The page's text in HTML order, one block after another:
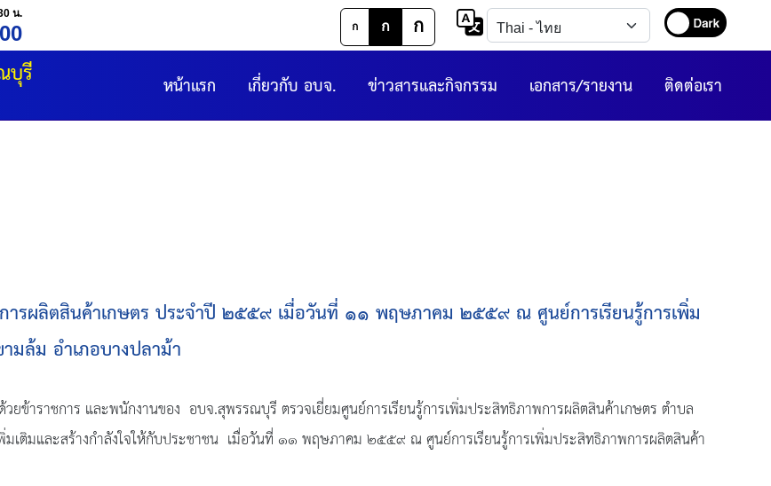
น.
ก ก ก
บุรี ติดต่อเรา
เอกสาร/รายงาน
ข่าวสารและกิจกรรม
เกี่ยวกับ อบจ.
หน้าแรก
ารผลิตสินค้าเกษตร ประจำปี ๒๕๕๙ เมื่อวันที่ ๑๑ พฤษภาคม ๒๕๕๙ ณ ศูนย์การเรียนรู้การเพิ่ม
ล้ม อำเภอบางปลาม้า
าร และพนักงานของ อบจ.สุพรรณบุรี ตรวจเยี่ยมศูนย์การเรียนรู้การเพิ่มประสิทธิภาพการผลิตสินค้าเกษตร ตำบล
ติมและสร้างกำลังใจให้กับประชาชน เมื่อวันที่ ๑๑ พฤษภาคม ๒๕๕๙ ณ ศูนย์การเรียนรู้การเพิ่มประสิทธิภาพการผลิตสินค้า